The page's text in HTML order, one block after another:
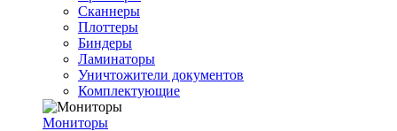
Сканнеры
Плоттеры
Биндеры
Ламинаторы
Уничтожители документов
Комплектующие
Мониторы